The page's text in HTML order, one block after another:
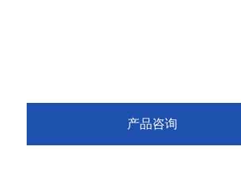
产品咨询